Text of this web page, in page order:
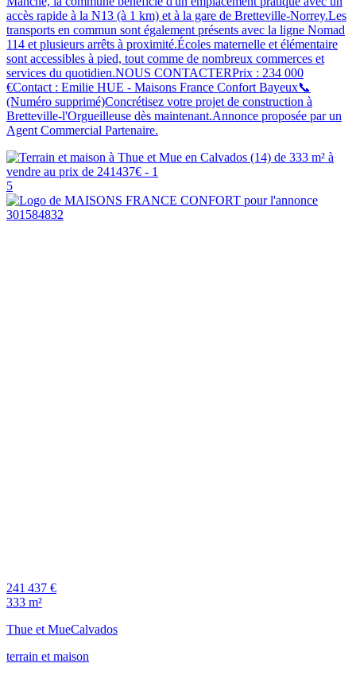
accès rapide à la N13 (à 1 km) et à la gare de Bretteville-Norrey.Les
transports en commun sont également présents avec la ligne Nomad
114 et plusieurs arrêts à proximité.Écoles maternelle et élémentaire
sont accessibles à pied, tout comme de nombreux commerces et
services du quotidien.NOUS CONTACTERPrix : 234 000
€Contact : Emilie HUE - Maisons France Confort Bayeux📞
(Numéro supprimé)Concrétisez votre projet de construction à
Bretteville-l'Orgueilleuse dès maintenant.Annonce proposée par un
Agent Commercial Partenaire.
5
241 437 €
333 m²
Thue et MueCalvados
terrain et maison